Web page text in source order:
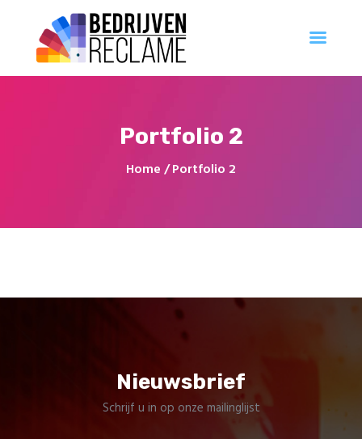
Portfolio 2
Home Portfolio 2
Al uw reclameproducten direct online bestellen
Ontwerp
Professioneel
Innovatie
Georganiseerd
Nieuwsbrief
Schrijf u in op onze mailinglijst